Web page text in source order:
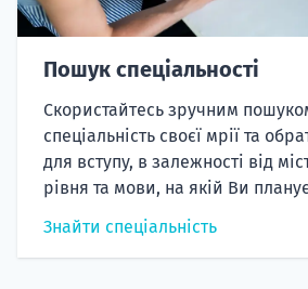
Пошук спеціальності
Скористайтесь зручним
спеціальність своєї мрії та
для вступу, в залежності від
рівня та мови, на якій Ви
Знайти спеціальність